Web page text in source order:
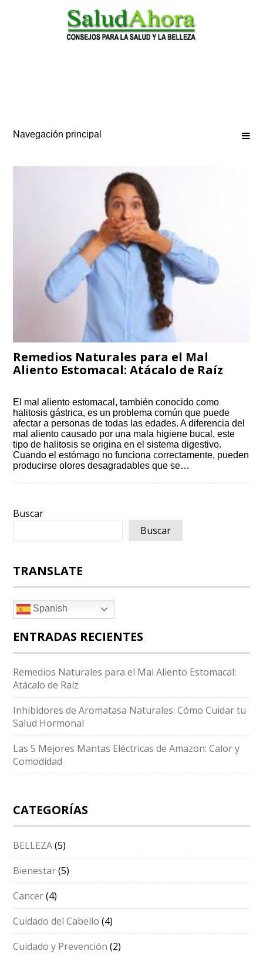
Navegación principal
Remedios Naturales para el Mal
Aliento Estomacal: Atácalo de Raíz
El mal aliento estomacal, también conocido como
halitosis gástrica, es un problema común que puede
afectar a personas de todas las edades. A diferencia del
mal aliento causado por una mala higiene bucal, este
tipo de halitosis se origina en el sistema digestivo.
Cuando el estómago no funciona correctamente, pueden
producirse olores desagradables que se…
Buscar
Buscar
TRANSLATE
Spanish
ENTRADAS RECIENTES
Remedios Naturales para el Mal Aliento Estomacal:
Atácalo de Raíz
Inhibidores de Aromatasa Naturales: Cómo Cuidar tu
Salud Hormonal
Las 5 Mejores Mantas Eléctricas de Amazon: Calor y
Comodidad
CATEGORÍAS
BELLEZA(5)
Bienestar(5)
Cancer(4)
Cuidado del Cabello (4)
Cuidado y Prevención (2)